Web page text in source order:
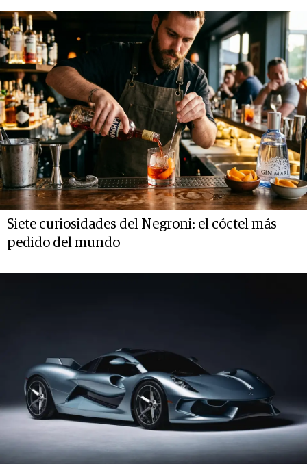
Siete curiosidades del Negroni: el cóctel más
pedido del mundo